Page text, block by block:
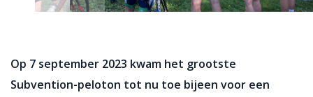
Op 7 september 2023 kwam het grootste
Subvention-peloton tot nu toe bijeen voor een